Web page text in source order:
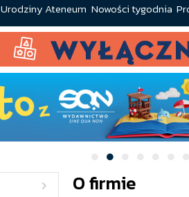
Urodziny Ateneum Nowości tygodnia
O firmie